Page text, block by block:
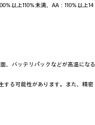
以上110％未満、AA：110％以上14
、バッテリパックなどが高温になる
する可能性があります。また、精密